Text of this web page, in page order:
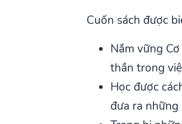
Cuốn sách được
Nắm vững
thần trong
Học được
đưa ra những